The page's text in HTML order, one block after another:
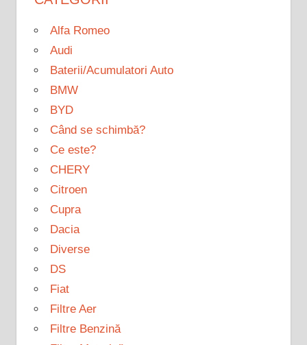
Alfa Romeo
Audi
Baterii/Acumulatori Auto
BMW
BYD
Când se schimbă?
Ce este?
CHERY
Citroen
Cupra
Dacia
Diverse
DS
Fiat
Filtre Aer
Filtre Benzină